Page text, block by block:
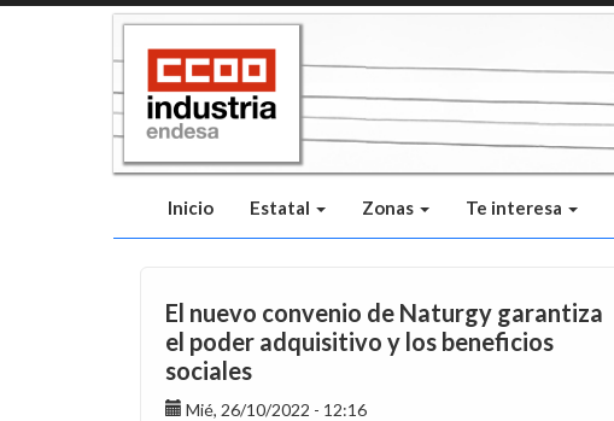
Inicio Estatal Zonas Te interesa
El nuevo convenio de Naturgy garantiza
el poder adquisitivo y los beneficios
sociales
Mié, 26/10/2022 - 12:16